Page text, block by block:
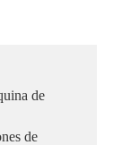
de
de